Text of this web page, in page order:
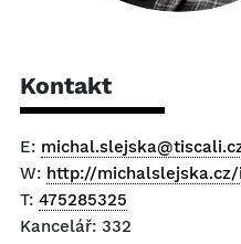
Kontakt
E:
W: http://
T: 475285325
Kancelář: 332